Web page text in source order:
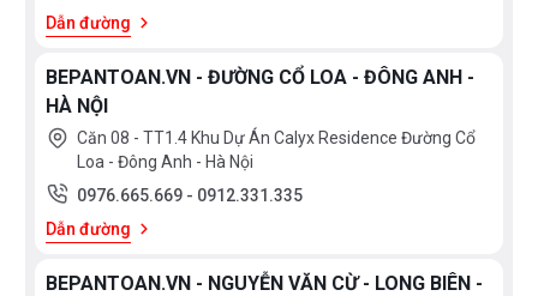
Indonesia
ROMANIA
Russia
Taiwan
Denmark
Turkey
Portugal
Liên
doanh
AnhThụy
Điển
Germany
Italy
Xem
thêm
CÔNG
SUẤT
< 500
m3/h
500 -
m3/h
Dẫn đường
BEPANTOAN.VN - ĐƯỜNG CỔ LOA - ĐÔNG ANH -
HÀ NỘI
Căn 08 - TT1.4 Khu Dự Án Calyx Residence Đường Cổ
Loa - Đông Anh - Hà Nội
0976.665.669 - 0912.331.335
Dẫn đường
BEPANTOAN.VN - NGUYỄN VĂN CỪ - LONG BIÊN -